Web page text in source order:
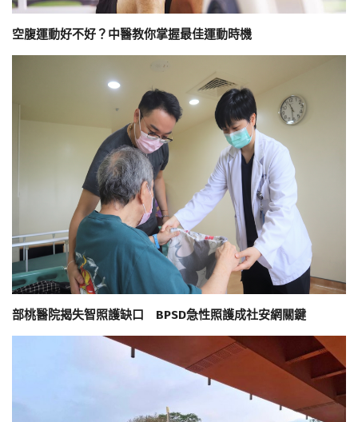
空腹運動好不好？中醫教你掌握最佳運動時機
部桃醫院揭失智照護缺口 BPSD急性照護成社安網關鍵